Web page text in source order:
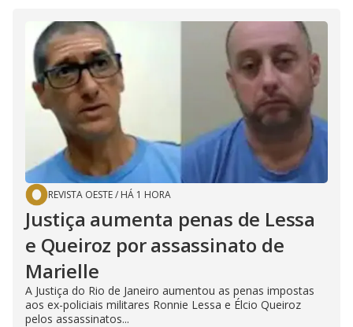
REVISTA OESTE/ HÁ 1 HORA
Justiça aumenta penas de Lessa
e Queiroz por assassinato de
Marielle
A Justiça do Rio de Janeiro aumentou as penas impostas
aos ex-policiais militares Ronnie Lessa e Élcio Queiroz
pelos assassinatos...